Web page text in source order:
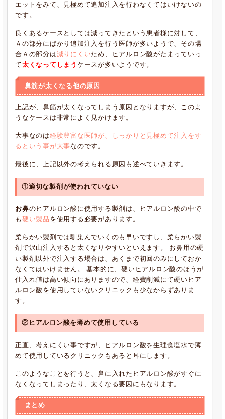
エットをみて、見極めて追加注入を行わなくてはいけないの
です。
良くあるケースとしては減ってきたという患者様に対して、
Ａの部分にばかり追加注入を行う医師が多いようで、その場
合Ａの部分は減りにくいため、ヒアルロン酸がたまっていっ
て太くなってしまう ケースが多いようです。
鼻筋が太くなる他の原因
上記が、鼻筋が太くなってしまう原因となりますが、このよ
うなケースは非常によく見かけます。
大事なのは経験豊富な医師が、しっかりと見極めて注入をす
るという事が大事なのです。
最後に、上記以外の考えられる原因も述べていきます。
①適切な製剤が使われていない
お鼻のヒアルロン酸に使用する製剤は、ヒアルロン酸の中で
も 硬い製品 を使用する必要があります。
柔らかい製剤では馴染んでいくのも早いですし、柔らかい製
剤で沢山注入すると太くなりやすいといえます。 お鼻用の硬
い製剤以外で注入する場合は、あくまで初回のみにしておか
なくてはいけません。 基本的に、硬いヒアルロン酸のほうが
仕入れ値は高い傾向にありますので、経費削減にて硬いヒア
ルロン酸を使用していないクリニックも少なからずありま
す。
②ヒアルロン酸を薄めて使用している
正直、考えにくい事ですが、ヒアルロン酸を生理食塩水で薄
めて使用しているクリニックもあると耳にします。
このようなことを行うと、鼻に入れたヒアルロン酸がすぐに
なくなってしまったり、太くなる要因にもなります。
まとめ